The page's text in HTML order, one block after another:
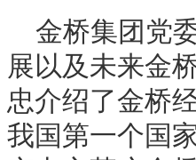
金桥集团党
展以及未来金
忠介绍了金桥
我国第一个国